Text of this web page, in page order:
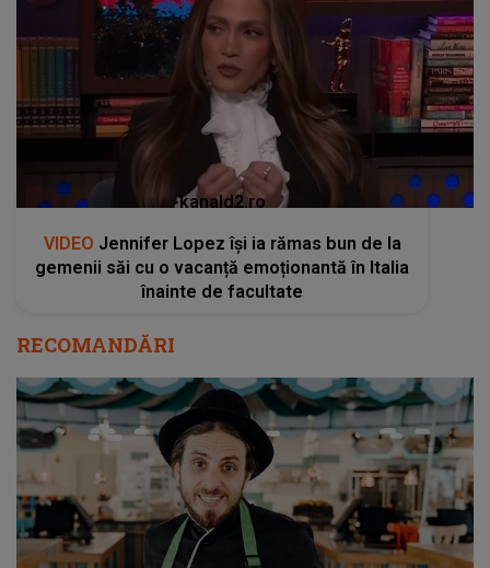
kanald2.ro
VIDEO Jennifer Lopez își ia rămas bun de la
gemenii săi cu o vacanță emoționantă în Italia
înainte de facultate
RECOMANDĂRI